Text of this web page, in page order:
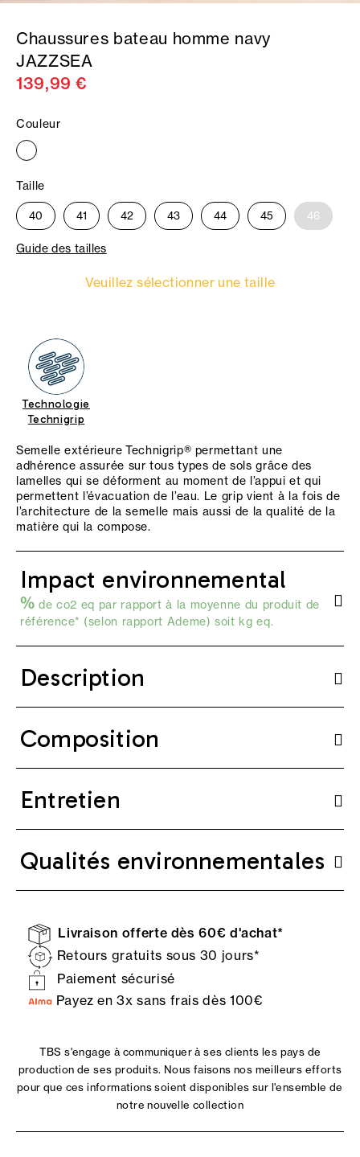
Chaussures bateau homme navy
JAZZSEA
139,99 €
Couleur
Taille
40 41 42 43 44 45 46
Guide des tailles
Veuillez sélectionner une taille
Technologie
Technigrip
Semelle extérieure Technigrip® permettant une
adhérence assurée sur tous types de sols grâce des
lamelles qui se déforment au moment de l’appui et qui
permettent l’évacuation de l’eau. Le grip vient à la fois de
l’architecture de la semelle mais aussi de la qualité de la
matière qui la compose.
Impact environnemental
% de co2 eq par rapport à la moyenne du produit de
référence* (selon rapport Ademe) soit kg eq.
Description
Composition
Entretien
Qualités environnementales
Livraison offerte dès 60€ d'achat*
Retours gratuits sous 30 jours*
Paiement sécurisé
Payez en 3x sans frais dès 100€
TBS s'engage à communiquer à ses clients les pays de
production de ses produits. Nous faisons nos meilleurs efforts
pour que ces informations soient disponibles sur l'ensemble de
notre nouvelle collection